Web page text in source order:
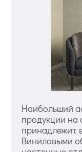
Наибольший
продукции на
принадлежит
Виниловыми